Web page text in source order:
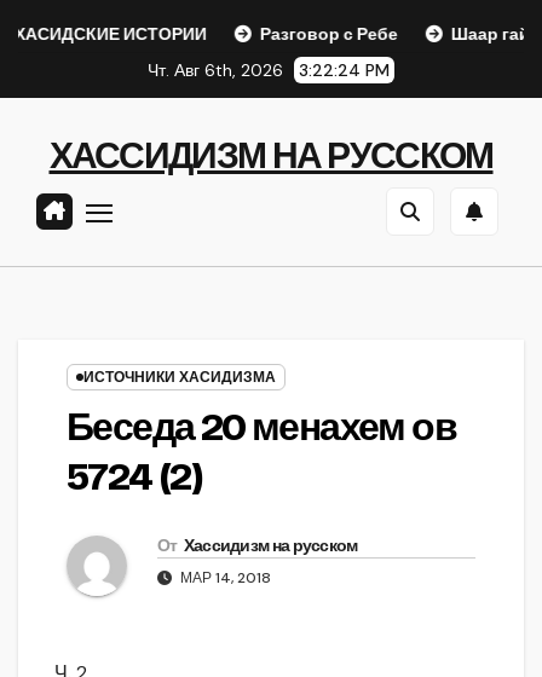
ИСТОРИИ Разговор с Ребе
Шаар гайихуд гл. 1
Чт. Авг 6th, 2026
3:22:25 PM
ХАССИДИЗМ НА РУССКОМ
ИСТОЧНИКИ ХАСИДИЗМА
Беседа 20 менахем ов
5724 (2)
От Хассидизм на русском
МАР 14, 2018